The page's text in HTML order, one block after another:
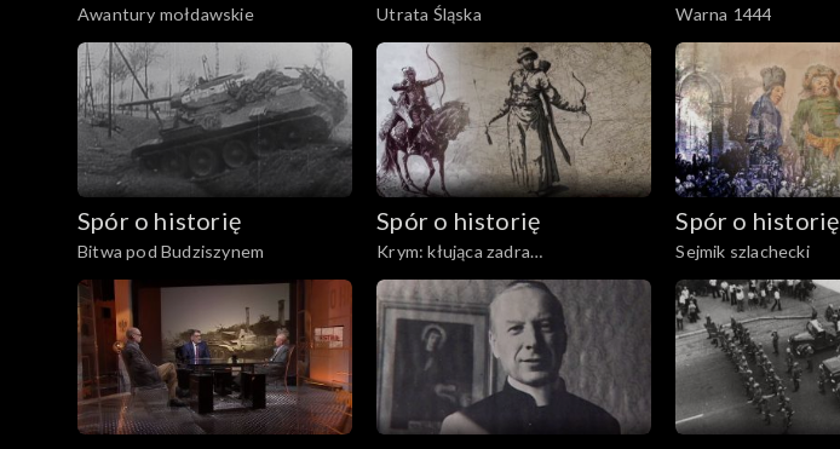
Awantury mołdawskie Utrata Śląska Warna 1444
Spór o historię
Bitwa pod Budziszynem
Spór o historię
Krym: kłująca zadra
Rzeczypospolitej
Spór o historię
Sejmik szlachecki